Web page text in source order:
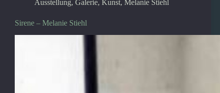
Ausstellung, Galerie, Kunst, Melanie Stiehl
Sirene – Melanie Stiehl